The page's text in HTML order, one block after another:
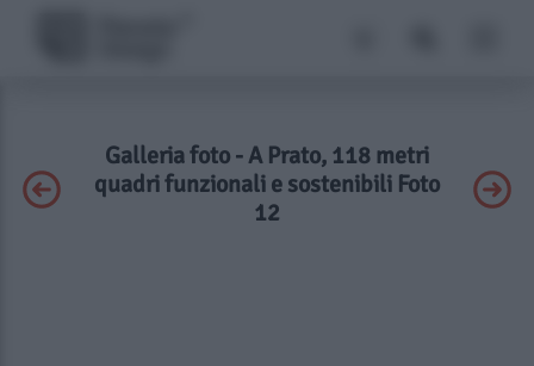
Galleria foto - A Prato, 118 metri
quadri funzionali e sostenibili Foto
12